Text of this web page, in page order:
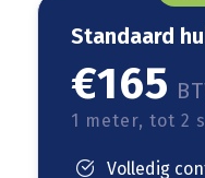
Standaard
€165
1 meter, tot 2
Volledig